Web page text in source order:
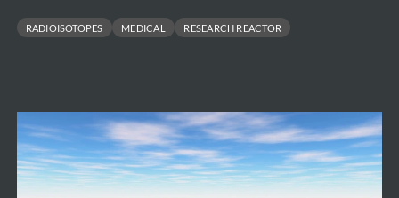
RADIOISOTOPES MEDICAL RESEARCH REACTOR
SeaMade